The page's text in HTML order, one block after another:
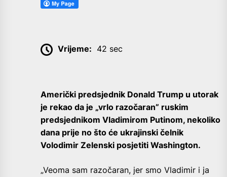
Vrijeme: 42 sec
Američki predsjednik Donald Trump u utorak
je rekao da je „vrlo razočaran” ruskim
predsjednikom Vladimirom Putinom, nekoliko
dana prije no što će ukrajinski čelnik
Volodimir Zelenski posjetiti Washington.
„Veoma sam razočaran, jer smo Vladimir i ja